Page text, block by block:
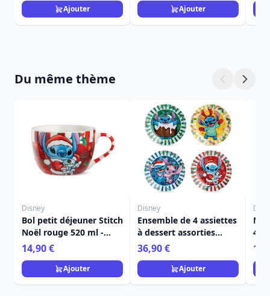
Ajouter Ajouter
Du même thème
Disney
Bol petit déjeuner Stitch
Noël rouge 520 ml -
Egan Disney Home
14,90 €
Ajouter
Disney
Ensemble de 4 assiettes
à dessert assorties
Stitch Noël - Egan
Disney Home
36,90 €
Ajouter